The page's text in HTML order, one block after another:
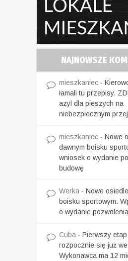
NAJNOWSZE
mieszkaniec -
łamali tu przepisy.
azyl dla pieszych na
niebezpiecznym
mieszkaniec - Nowe
dawnym boisku
wniosek o wydanie
budowę
Werka - Nowe
boisku sportowym.
o wydanie
Cuba - Pierwszy
rozpocznie się już
Wykonawca ma 12